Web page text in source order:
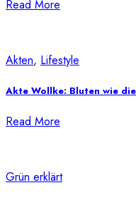
Read More
Akten, Lifestyle
Akte Wollke: Bluten wie
Read More
Grün erklärt